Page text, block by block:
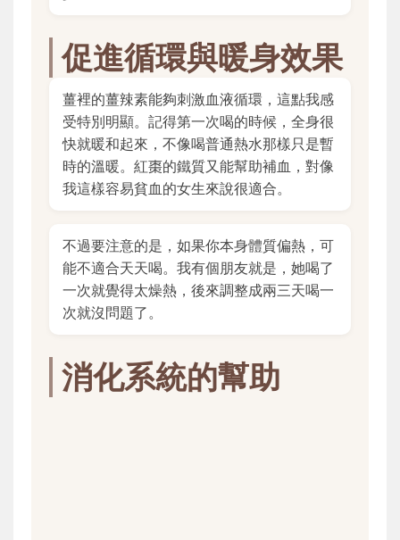
促進循環與暖身效果
薑裡的薑辣素能夠刺激血液循環，這點我感
受特別明顯。記得第一次喝的時候，全身很
快就暖和起來，不像喝普通熱水那樣只是暫
時的溫暖。紅棗的鐵質又能幫助補血，對像
我這樣容易貧血的女生來說很適合。
不過要注意的是，如果你本身體質偏熱，可
能不適合天天喝。我有個朋友就是，她喝了
一次就覺得太燥熱，後來調整成兩三天喝一
次就沒問題了。
消化系統的幫助